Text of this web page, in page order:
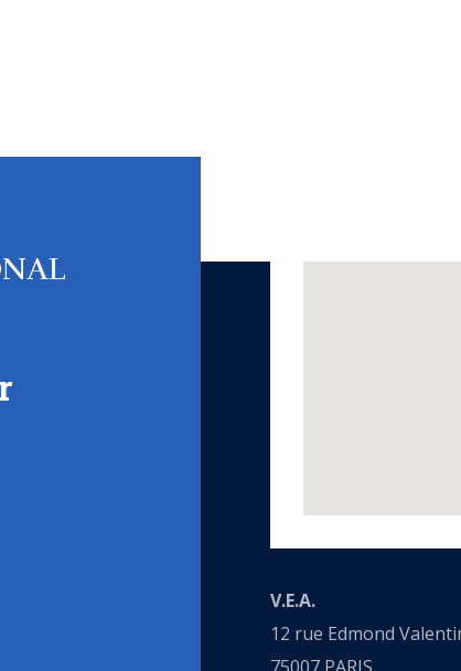
V.E.A.
12 rue Edmond